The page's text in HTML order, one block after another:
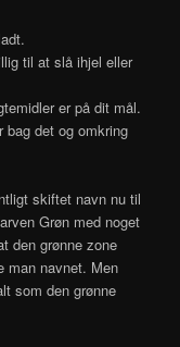
til at slå ihjel eller
er på dit mål.
det og omkring
skiftet navn nu til
Grøn med noget
den grønne zone
man navnet. Men
som den grønne